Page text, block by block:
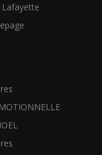
Lafayette